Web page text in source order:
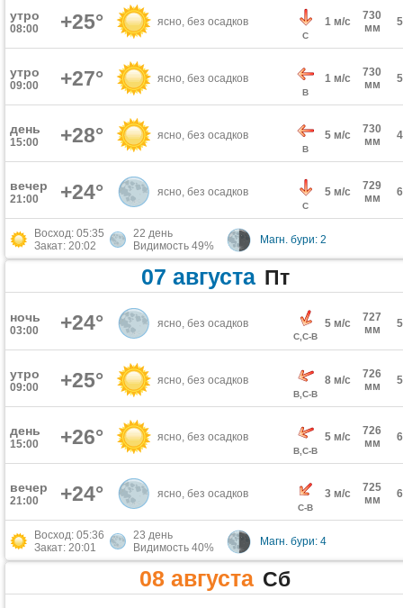
утро
08:00 +25° ясно, без осадков
С
1 м/с
730
мм
утро
09:00 +27° ясно, без осадков
В
1 м/с
730
мм
день
15:00 +28° ясно, без осадков
В
5 м/с
730
мм
вечер
21:00 +24° ясно, без осадков
С
5 м/с
729
мм
Восход: 05:35
Закат: 20:02
22 день
Видимость 49%
Магн. бури: 2
07 августа Пт
ночь
03:00 +24° ясно, без осадков
С,С-В
5 м/с
727
мм
утро
09:00 +25° ясно, без осадков
В,С-В
8 м/с
726
мм
день
15:00 +26° ясно, без осадков
В,С-В
5 м/с
726
мм
вечер
21:00 +24° ясно, без осадков
С-В
3 м/с
725
мм
Восход: 05:36
Закат: 20:01
23 день
Видимость 40%
Магн. бури: 4
08 августа Сб